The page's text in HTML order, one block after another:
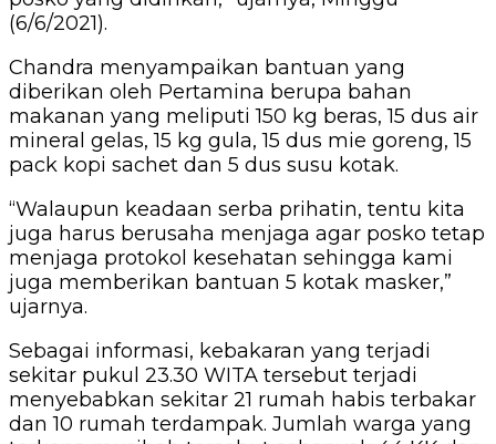
(6/6/2021).
Chandra menyampaikan bantuan yang
diberikan oleh Pertamina berupa bahan
makanan yang meliputi 150 kg beras, 15 dus air
mineral gelas, 15 kg gula, 15 dus mie goreng, 15
pack kopi sachet dan 5 dus susu kotak.
“Walaupun keadaan serba prihatin, tentu kita
juga harus berusaha menjaga agar posko tetap
menjaga protokol kesehatan sehingga kami
juga memberikan bantuan 5 kotak masker,”
ujarnya.
Sebagai informasi, kebakaran yang terjadi
sekitar pukul 23.30 WITA tersebut terjadi
menyebabkan sekitar 21 rumah habis terbakar
dan 10 rumah terdampak. Jumlah warga yang